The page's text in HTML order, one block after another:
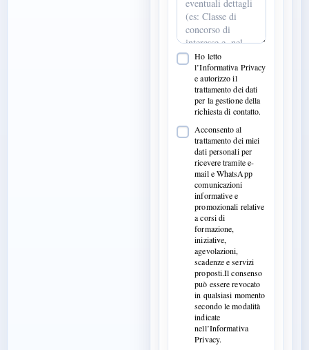
Ho letto
l’Informativa Privacy
e autorizzo il
trattamento dei dati
per la gestione della
richiesta di contatto.
Acconsento al
trattamento dei miei
dati personali per
ricevere tramite e-
mail e WhatsApp
comunicazioni
informative e
promozionali relative
a corsi di
formazione,
iniziative,
agevolazioni,
scadenze e servizi
proposti.Il consenso
può essere revocato
in qualsiasi momento
secondo le modalità
indicate
nell’Informativa
Privacy.